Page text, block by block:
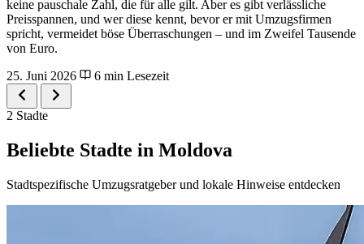
keine pauschale Zahl, die für alle gilt. Aber es gibt verlässliche
Preisspannen, und wer diese kennt, bevor er mit Umzugsfirmen
spricht, vermeidet böse Überraschungen – und im Zweifel Tausende
von Euro.
25. Juni 2026
6 min Lesezeit
2 Stadte
Beliebte Stadte in Moldova
Stadtspezifische Umzugsratgeber und lokale Hinweise entdecken